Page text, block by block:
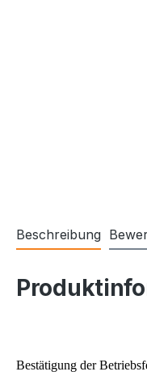
Beschreibung
Bestätigung der